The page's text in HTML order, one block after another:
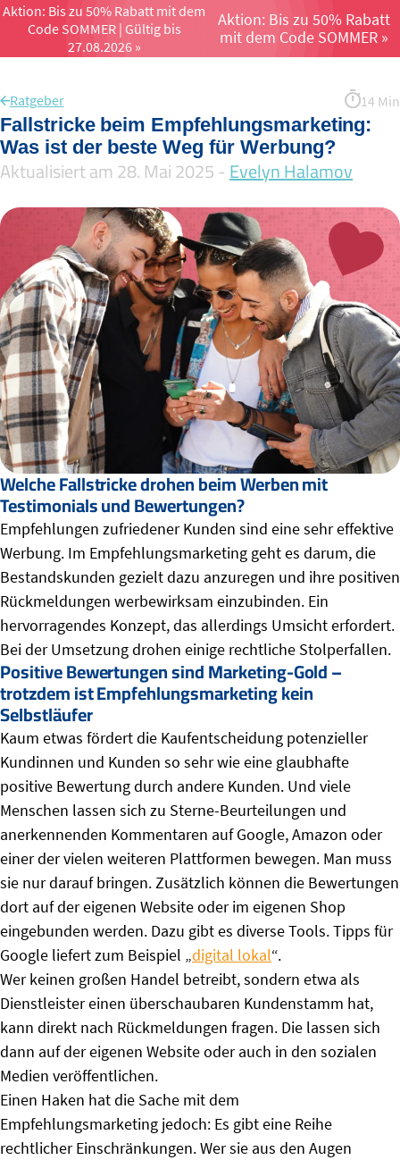
Aktion: Bis zu 50% Rabatt mit dem
Code SOMMER | Gültig bis
27.08.2026 »
Aktion: Bis zu 50% Rabatt
mit dem Code SOMMER »
Menü öffnen
Ratgeber 14 Min
Fallstricke beim Empfehlungsmarketing:
Was ist der beste Weg für Werbung?
Aktualisiert am 28. Mai 2025 -Evelyn Halamov
Welche Fallstricke drohen beim Werben mit
Testimonials und Bewertungen?
Empfehlungen zufriedener Kunden sind eine sehr effektive
Werbung. Im Empfehlungsmarketing geht es darum, die
Bestandskunden gezielt dazu anzuregen und ihre positiven
Rückmeldungen werbewirksam einzubinden. Ein
hervorragendes Konzept, das allerdings Umsicht erfordert.
Bei der Umsetzung drohen einige rechtliche Stolperfallen.
Positive Bewertungen sind Marketing-Gold –
trotzdem ist Empfehlungsmarketing kein
Selbstläufer
Kaum etwas fördert die Kaufentscheidung potenzieller
Kundinnen und Kunden so sehr wie eine glaubhafte
positive Bewertung durch andere Kunden. Und viele
Menschen lassen sich zu Sterne-Beurteilungen und
anerkennenden Kommentaren auf Google, Amazon oder
einer der vielen weiteren Plattformen bewegen. Man muss
sie nur darauf bringen. Zusätzlich können die Bewertungen
dort auf der eigenen Website oder im eigenen Shop
eingebunden werden. Dazu gibt es diverse Tools. Tipps für
Google liefert zum Beispiel „digital lokal“.
Wer keinen großen Handel betreibt, sondern etwa als
Dienstleister einen überschaubaren Kundenstamm hat,
kann direkt nach Rückmeldungen fragen. Die lassen sich
dann auf der eigenen Website oder auch in den sozialen
Medien veröffentlichen.
Einen Haken hat die Sache mit dem
Empfehlungsmarketing jedoch: Es gibt eine Reihe
rechtlicher Einschränkungen. Wer sie aus den Augen